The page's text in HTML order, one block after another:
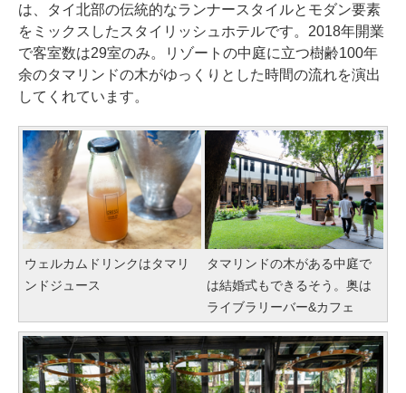
は、タイ北部の伝統的なランナースタイルとモダン要素
をミックスしたスタイリッシュホテルです。2018年開業
で客室数は29室のみ。リゾートの中庭に立つ樹齢100年
余のタマリンドの木がゆっくりとした時間の流れを演出
してくれています。
ウェルカムドリンクはタマリ
ンドジュース
タマリンドの木がある中庭で
は結婚式もできるそう。奥は
ライブラリーバー&カフェ